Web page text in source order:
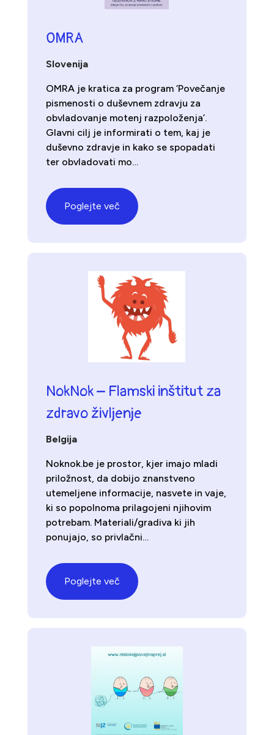
OMRA
Slovenija
OMRA je kratica za program ‘Povečanje
pismenosti o duševnem zdravju za
obvladovanje motenj razpoloženja’.
Glavni cilj je informirati o tem, kaj je
duševno zdravje in kako se spopadati
ter obvladovati mo…
Poglejte več
NokNok – Flamski inštitut za
zdravo življenje
Belgija
Noknok.be je prostor, kjer imajo mladi
priložnost, da dobijo znanstveno
utemeljene informacije, nasvete in vaje,
ki so popolnoma prilagojeni njihovim
potrebam. Materiali/gradiva ki jih
ponujajo, so privlačni…
Poglejte več